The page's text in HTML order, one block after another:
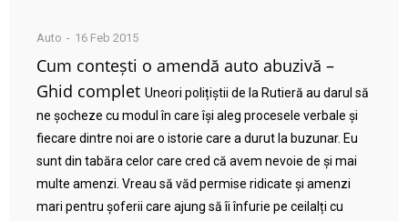
Auto 16 Feb 2015
Cum contești o amendă auto abuzivă –
Ghid complet Uneori polițiștii de la Rutieră au darul să
ne șocheze cu modul în care își aleg procesele verbale și
fiecare dintre noi are o istorie care a durut la buzunar. Eu
sunt din tabăra celor care cred că avem nevoie de și mai
multe amenzi. Vreau să văd permise ridicate și amenzi
mari pentru șoferii care ajung să îi înfurie pe ceilalți cu